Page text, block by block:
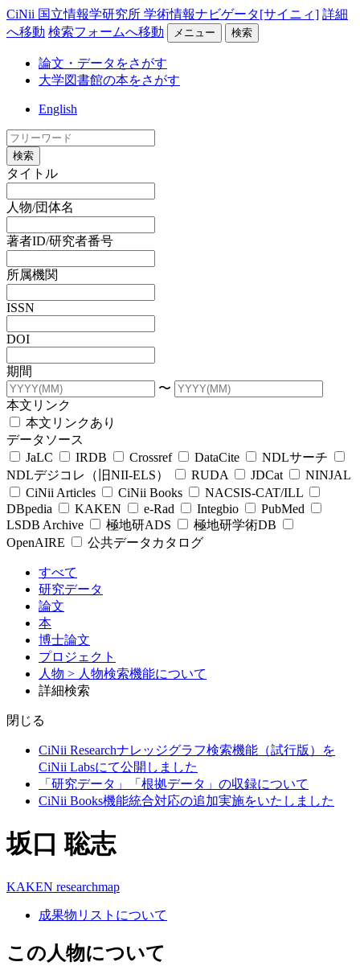
CiNii 国立情報学研究所 学術情報ナビゲータ[サイニィ] 詳細
へ移動 検索フォームへ移動 メニュー 検索
論文・データをさがす
大学図書館の本をさがす
English
検索
タイトル
人物/団体名
著者ID/研究者番号
所属機関
ISSN
DOI
期間
〜
本文リンク
本文リンクあり
データソース
JaLC
IRDB Crossref DataCite
NDLサーチ
NDLデジコレ（旧NII-ELS）
RUDA JDCat
NINJAL
CiNii Articles
CiNii Books
NACSIS-CAT/ILL
DBpedia
KAKEN e-Rad Integbio
PubMed
LSDB Archive
極地研ADS
極地研学術DB
OpenAIRE
公共データカタログ
すべて
研究データ
論文
本
博士論文
プロジェクト
人物 > 人物検索機能について
詳細検索
閉じる
CiNii Researchナレッジグラフ検索機能（試行版）を
CiNii Labsにて公開しました
「研究データ」「根拠データ」の収録について
CiNii Books機能統合対応の追加実施をいたしました
坂口 聡志
KAKEN researchmap
成果物リストについて
この人物について